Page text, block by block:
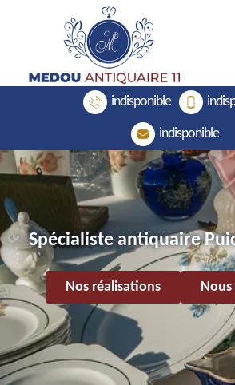
indisponible
indisponible
Spécialiste antiquaire
Nos réalisations